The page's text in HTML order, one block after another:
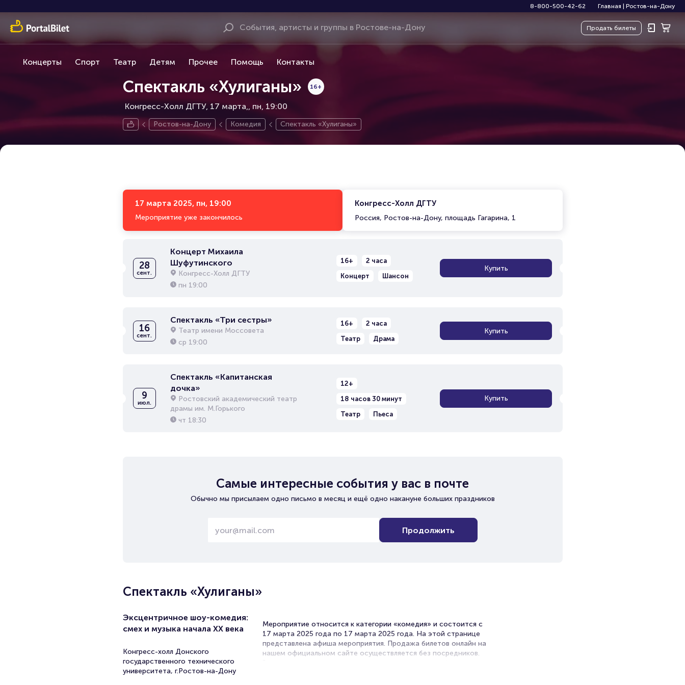
8-800-500-42-62 Главная Ростов-на-Дону
Продать билеты
Концерты Спорт Театр Детям Прочее Помощь Контакты
Спектакль «Хулиганы»
Конгресс-Холл ДГТУ, 17 марта,
16+
пн, 19:00
Ростов-на-Дону Комедия Спектакль «Хулиганы»
17 марта 2025, пн, 19:00
Мероприятие уже закончилось
Конгресс-Холл ДГТУ
Россия, Ростов-на-Дону, площадь Гагарина, 1
28
сент.
Концерт Михаила
Шуфутинского
Конгресс-Холл ДГТУ
пн 19:00
16+
2 часа
Концерт
Шансон
Купить
16
сент.
Спектакль «Три сестры»
Театр имени Моссовета
ср 19:00
16+
2 часа
Театр
Драма
Купить
9
июл.
Спектакль «Капитанская
дочка»
Ростовский академический театр
драмы им. М.Горького
чт 18:30
12+
18 часов 30 минут
Театр
Пьеса
Купить
Самые интересные события у вас в почте
Обычно мы присылаем одно письмо в месяц и ещё одно накануне больших праздников
Продолжить
Спектакль «Хулиганы»
Эксцентричное шоу-комедия:
смех и музыка начала XX века
Конгресс-холл Донского
государственного технического
университета, г.Ростов-на-Дону
Мероприятие относится к категории «комедия» и состоится с
17 марта 2025 года по 17 марта 2025 года. На этой странице
представлена афиша мероприятия. Продажа билетов онлайн на
нашем официальном сайте осуществляется без посредников.